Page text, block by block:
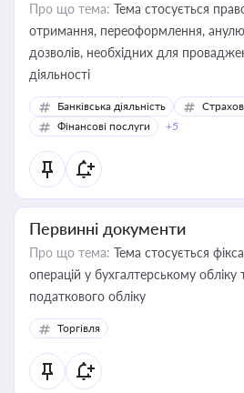
Про що тема: Тема стосується
отримання, переоформлення,
дозволів, необхідних для
діяльності
Банківська діяльність
Фінансові послуги
+5
Первинні документи
Про що тема: Тема стосується
операцій у бухгалтерському
податкового обліку
Торгівля